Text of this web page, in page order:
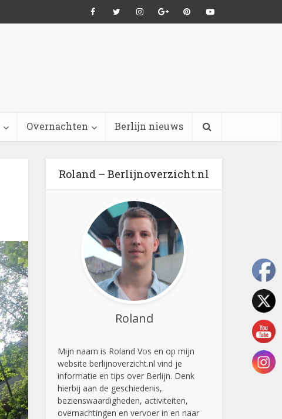
Overnachten Berlijn nieuws
Roland – Berlijnoverzicht.nl
Roland
Mijn naam is Roland Vos en op mijn
website berlijnoverzicht.nl vind je
informatie en tips over Berlijn. Denk
hierbij aan de geschiedenis,
bezienswaardigheden, activiteiten,
overnachtingen en vervoer in en naar